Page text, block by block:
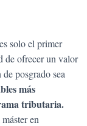
solo el primer
de ofrecer un valor
posgrado sea
más
tributaria.
en